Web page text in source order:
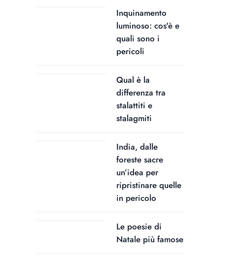
Inquinamento
luminoso: cos'è e
quali sono i
pericoli
Qual è la
differenza tra
stalattiti e
stalagmiti
India, dalle
foreste sacre
un’idea per
ripristinare quelle
in pericolo
Le poesie di
Natale più famose